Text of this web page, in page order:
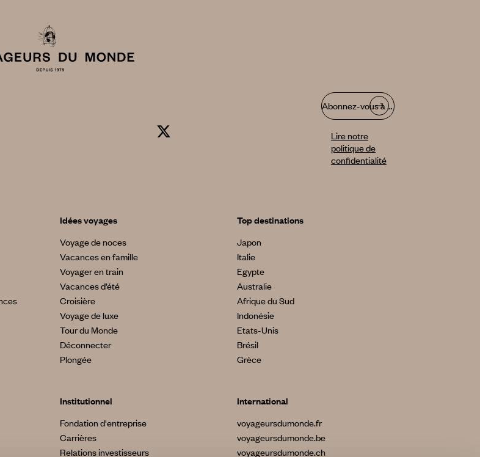
Abonnez-vous à notre infolettre
Lire notre
politique de
confidentialité
Idées voyages
Voyage de noces
Vacances en famille
Voyager en train
Vacances d’été
Croisière
Voyage de luxe
Tour du Monde
Déconnecter
Plongée
Institutionnel
Fondation d'entreprise
Carrières
Relations investisseurs
Top destinations
Japon
Italie
Egypte
Australie
Afrique du Sud
Indonésie
Etats-Unis
Brésil
Grèce
International
voyageursdumonde.fr
voyageursdumonde.be
voyageursdumonde.ch